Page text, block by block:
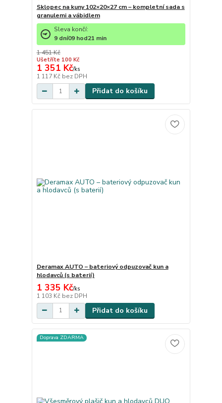
Sklopec na kuny 102×20×27 cm – kompletní sada s
granulemi a vábidlem
1 451 Kč
Ušetříte 100 Kč
1 351 Kč/ks
1 117 Kč bez DPH
Sleva končí:
9 dní09 hod21 min
Přidat do košíku
Deramax AUTO – bateriový odpuzovač kun a
hlodavců (s baterií)
1 335 Kč/ks
1 103 Kč bez DPH
Přidat do košíku
Doprava ZDARMA